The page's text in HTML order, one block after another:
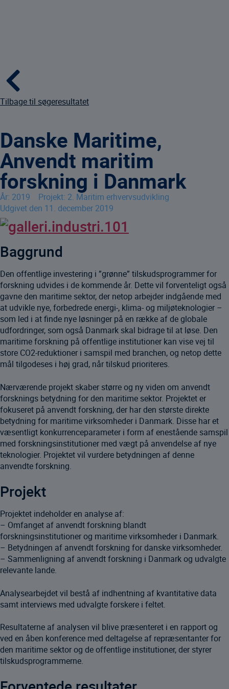
Tilbage til søgeresultatet
Danske Maritime,
Anvendt maritim
forskning i Danmark
År: 2019 Projekt: 2. Maritim erhvervsudvikling
Udgivet den 11. december 2019
Baggrund
Den offentlige investering i ”grønne” tilskudsprogrammer for
forskning udvides i de kommende år. Dette vil forventeligt også
gavne den maritime sektor, der netop arbejder indgående med
at udvikle nye, forbedrede energi-, klima- og miljøteknologier –
som led i at finde nye løsninger på en række af de globale
udfordringer, som også Danmark skal bidrage til at løse. Den
maritime forskning på offentlige institutioner kan vise vej til
store CO2-reduktioner i samspil med branchen, og netop dette
mål tilgodeses i høj grad, når tilskud prioriteres.
Nærværende projekt skaber større og ny viden om anvendt
forsknings betydning for den maritime sektor. Projektet er
fokuseret på anvendt forskning, der har den største direkte
betydning for maritime virksomheder i Danmark. Disse har et
væsentligt konkurrenceparameter i form af enestående samspil
med forskningsinstitutioner med vægt på anvendelse af nye
teknologier. Projektet vil vurdere betydningen af denne
anvendte forskning.
Projekt
Projektet indeholder en analyse af:
– Omfanget af anvendt forskning blandt
forskningsinstitutioner og maritime virksomheder i Danmark.
– Betydningen af anvendt forskning for danske virksomheder.
– Sammenligning af anvendt forskning i Danmark og udvalgte
relevante lande.
Analysearbejdet vil bestå af indhentning af kvantitative data
samt interviews med udvalgte forskere i feltet.
Resultaterne af analysen vil blive præsenteret i en rapport og
ved en åben konference med deltagelse af repræsentanter for
den maritime sektor og de offentlige institutioner, der styrer
tilskudsprogrammerne.